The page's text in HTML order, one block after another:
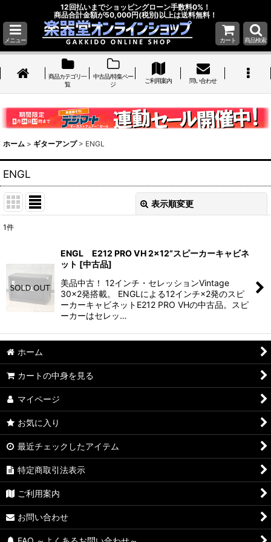
12回払いまでショッピングローン手数料0%！
商品合計金額が50,000円(税別)以上は送料無料！
メニュー カート 商品検索
商品カテゴリ一
覧
中古品/特集ペー
ジ
ご利用案内 問い合わせ
ホーム > ギターアンプ > ENGL
ENGL
表示順変更
並び順:
絞り込む
1件
ENGL E212 PRO VH 2x12”スピーカーキャビネ
ット [中古品]
美品中古！ 12インチ・セレッションVintage
30×2発搭載。 ENGLによる12インチ×2発のスピ
ーカーキャビネットE212 PRO VHの中古品。スピ
ーカーはセレッ…
ホーム
カートの中身を見る
マイページ
お気に入り
最近チェックしたアイテム
特定商取引法表示
ご利用案内
お問い合わせ